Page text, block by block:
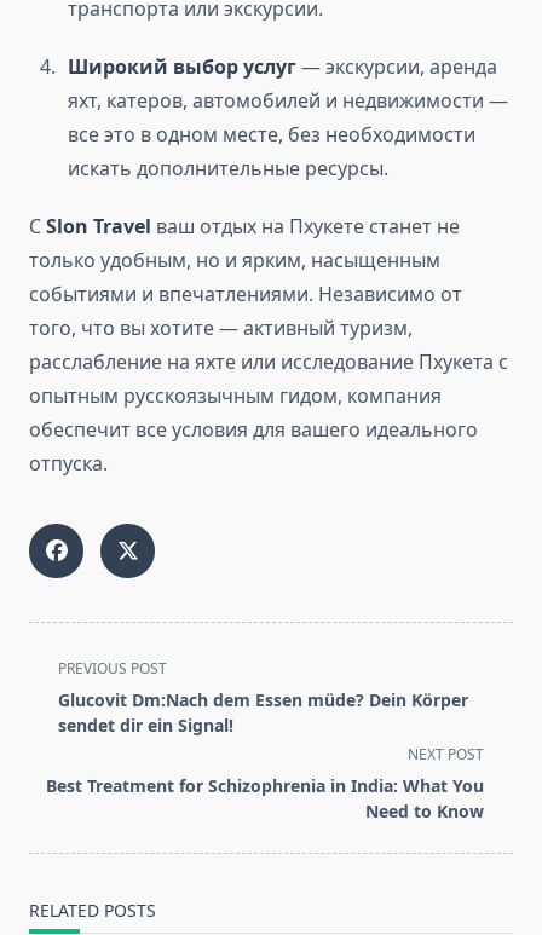
транспорта или экскурсии.
Широкий выбор услуг— экскурсии, аренда
яхт, катеров, автомобилей и недвижимости —
все это в одном месте, без необходимости
искать дополнительные ресурсы.
СSlon Travel ваш отдых на Пхукете станет не
только удобным, но и ярким, насыщенным
событиями и впечатлениями. Независимо от
того, что вы хотите — активный туризм,
расслабление на яхте или исследование Пхукета с
опытным русскоязычным гидом, компания
обеспечит все условия для вашего идеального
отпуска.
<span
class="nav-
subtitle
reader-
PREVIOUS POST
Glucovit Dm:Nach dem Essen müde? Dein Körper
sendet dir ein Signal!
NEXT POST
Best Treatment for Schizophrenia in India: What You
Need to Know
RELATED POSTS